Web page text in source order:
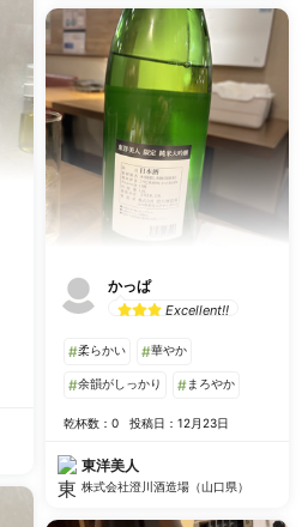
かっぱ
Excellent!!
#柔らかい #華やか
#余韻がしっかり #まろやか
乾杯数：0 投稿日：12月23日
東洋美人
株式会社澄川酒造場（山口県）